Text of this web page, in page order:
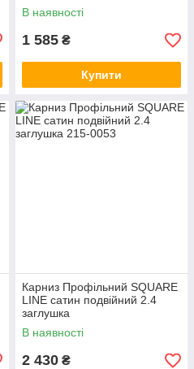
В наявності
1 585 ₴
Купити
Карниз Профільний SQUARE
LINE сатин подвійний 2.4
заглушка
В наявності
2 430 ₴